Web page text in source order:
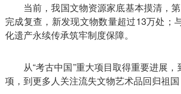
当前，我国文物资源家底基本摸清，
完成复查，新发现文物数量超过13万处
化遗产永续传承筑牢制度保障。
从“考古中国”重大项目取得重要进展
项，到更多人关注流失文物艺术品回归祖